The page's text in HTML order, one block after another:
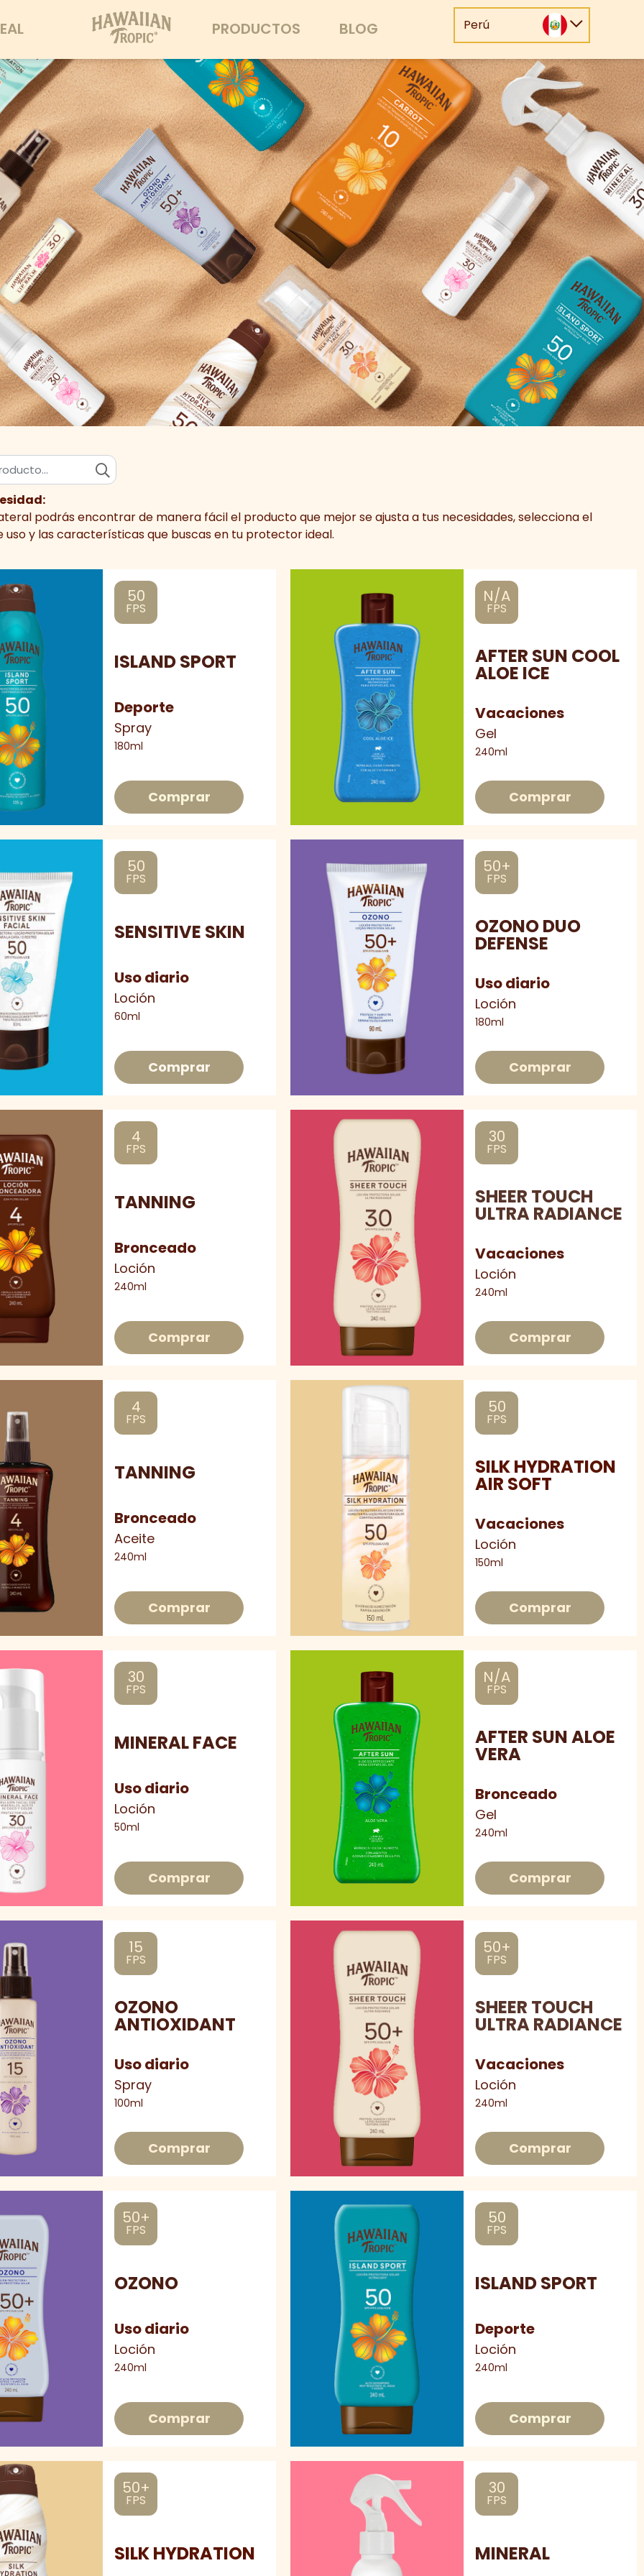
PRODUCTOS BLOG Perú
podrás encontrar de manera fácil el producto que mejor se ajusta a tus necesidades, selecciona el
uso y las características que buscas en tu protector ideal.
50
FPS
ISLAND SPORT
Deporte
Spray
180ml
Comprar
N/A
FPS
AFTER SUN COOL
ALOE ICE
Vacaciones
Gel
240ml
Comprar
50
FPS
SENSITIVE SKIN
Uso diario
Loción
60ml
Comprar
50+
FPS
OZONO DUO
DEFENSE
Uso diario
Loción
180ml
Comprar
4
FPS
TANNING
Bronceado
Loción
240ml
Comprar
30
FPS
SHEER TOUCH
ULTRA RADIANCE
Vacaciones
Loción
240ml
Comprar
4
FPS
TANNING
Bronceado
Aceite
240ml
Comprar
50
FPS
SILK HYDRATION
AIR SOFT
Vacaciones
Loción
150ml
Comprar
30
FPS
MINERAL FACE
Uso diario
Loción
50ml
Comprar
N/A
FPS
AFTER SUN ALOE
VERA
Bronceado
Gel
240ml
Comprar
15
FPS
OZONO
ANTIOXIDANT
Uso diario
Spray
100ml
Comprar
50+
FPS
SHEER TOUCH
ULTRA RADIANCE
Vacaciones
Loción
240ml
Comprar
50+
FPS
OZONO
Uso diario
Loción
240ml
Comprar
50
FPS
ISLAND SPORT
Deporte
Loción
240ml
Comprar
50+
FPS
SILK HYDRATION
30
FPS
MINERAL